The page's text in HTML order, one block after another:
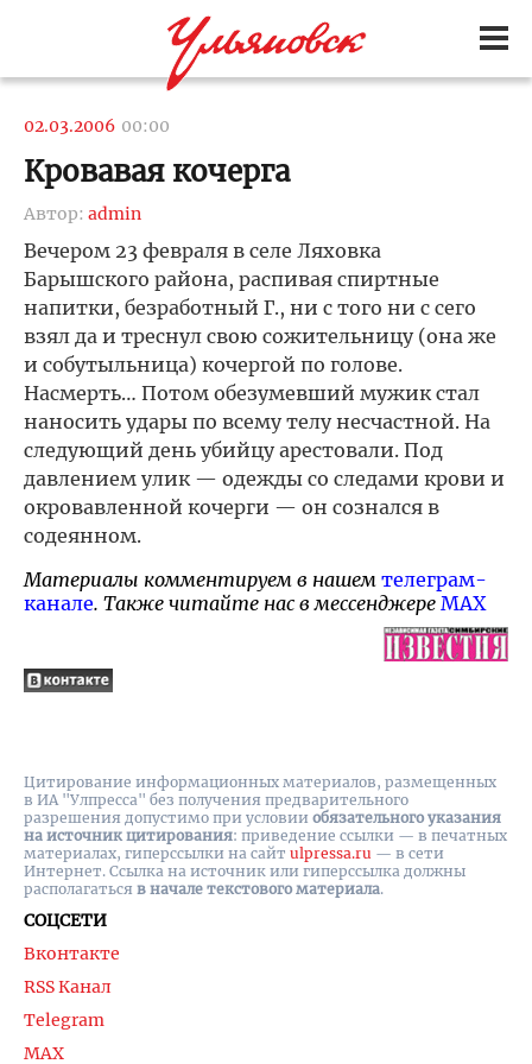
02.03.2006 00:00
Кровавая кочерга
Автор: admin
Вечером 23 февраля в селе Ляховка
Барышского района, распивая спиртные
напитки, безработный Г., ни с того ни с сего
взял да и треснул свою сожительницу (она же
и собутыльница) кочергой по голове.
Насмерть… Потом обезумевший мужик стал
наносить удары по всему телу несчастной. На
следующий день убийцу арестовали. Под
давлением улик — одежды со следами крови и
окровавленной кочерги — он сознался в
содеянном.
Материалы комментируем в нашем телеграм-
канале. Также читайте нас в мессенджере MAX
СОЦСЕТИ
Вконтакте
RSS Канал
Telegram
MAX
Цитирование информационных материалов, размещенных
в ИА "Улпресса" без получения предварительного
разрешения допустимо при условии обязательного указания
на источник цитирования: приведение ссылки — в печатных
материалах, гиперссылки на cайт ulpressa.ru — в сети
Интернет. Ссылка на источник или гиперссылка должны
располагаться в начале текстового материала.